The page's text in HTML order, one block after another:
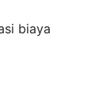
biaya